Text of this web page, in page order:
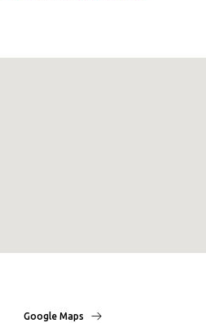
Google Maps